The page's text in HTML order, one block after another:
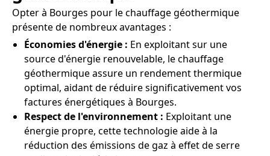
Opter à Bourges pour le chauffage géothermique
présente de nombreux avantages :
Économies d'énergie : En exploitant sur une
source d'énergie renouvelable, le chauffage
géothermique assure un rendement thermique
optimal, aidant de réduire significativement vos
factures énergétiques à Bourges.
Respect de l'environnement : Exploitant une
énergie propre, cette technologie aide à la
réduction des émissions de gaz à effet de serre